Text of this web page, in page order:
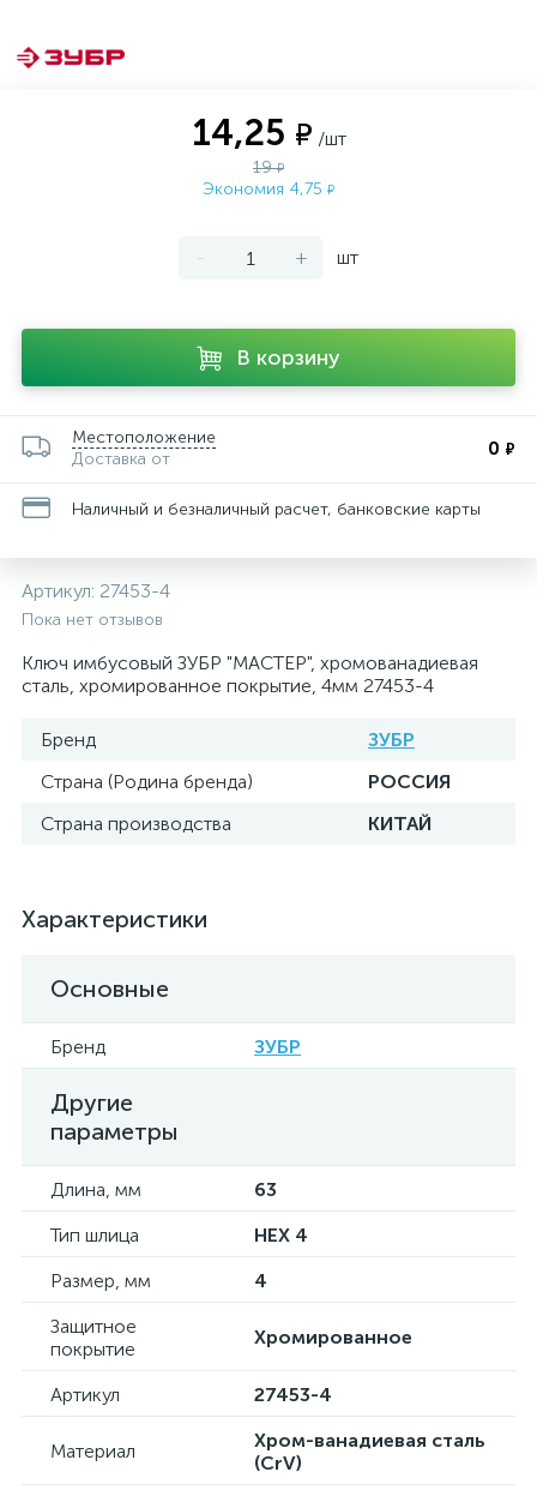
14,25 ₽ /шт
19₽
Экономия 4,75 ₽
- + шт
В корзину
Местоположение
Доставка от
0 ₽
Наличный и безналичный расчет, банковские карты
Артикул: 27453-4
Пока нет отзывов
Ключ имбусовый ЗУБР "МАСТЕР", хромованадиевая
сталь, хромированное покрытие, 4мм 27453-4
Бренд
ЗУБР
Страна (Родина бренда)
РОССИЯ
Страна производства
КИТАЙ
Характеристики
Основные
Бренд ЗУБР
Другие
параметры
Длина, мм
63
Тип шлица
HEX 4
Размер, мм
4
Защитное
покрытие
Хромированное
Артикул 27453-4
Материал
Хром-ванадиевая сталь
(CrV)